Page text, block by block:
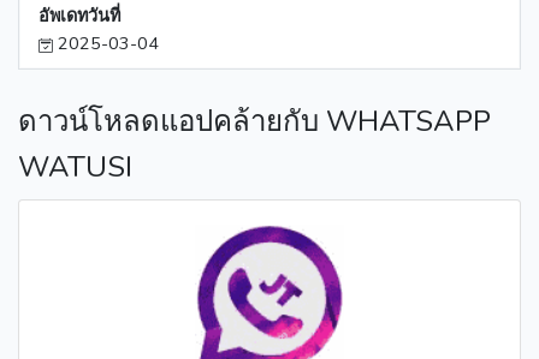
อัพเดทวันที่
2025-03-04
ดาวน์โหลดแอปคล้ายกับ WHATSAPP
WATUSI